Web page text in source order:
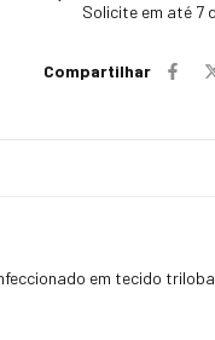
Solicite em até 7
Compartilhar
em tecido